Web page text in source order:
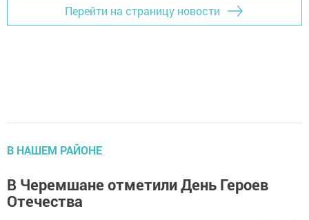
Перейти на страницу новости
В НАШЕМ РАЙОНЕ
В Черемшане отметили День Героев
Отечества